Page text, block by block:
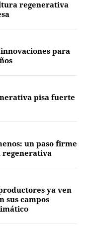
regenerativa
para
pisa fuerte
un paso firme
regenerativa
ya ven
sus campos